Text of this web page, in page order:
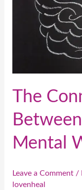
The
Mental
Leave a Comment /
lovenheal